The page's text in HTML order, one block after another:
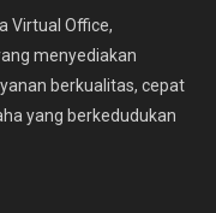
Virtual Office,
menyediakan
berkualitas, cepat
yang berkedudukan